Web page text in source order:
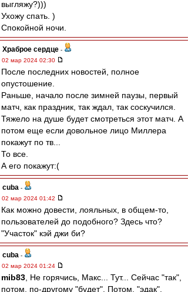
выгляжу?)))
Ухожу спать. )
Спокойной ночи.
Храброе сердце -
02 мар 2024 02:30
После последних новостей, полное
опустошение.
Раньше, начало после зимней паузы, первый
матч, как праздник, так ждал, так соскучился.
Тяжело на душе будет смотреться этот матч. А
потом еще если довольное лицо Миллера
покажут по тв...
То все.
А его покажут:(
cuba -
02 мар 2024 01:42
Как можно довести, лояльных, в общем-то,
пользователей до подобного? Здесь что?
"Участок" кэй джи би?
cuba -
02 мар 2024 01:24
mib83 , Не горячись, Макс... Тут... Сейчас "так",
потом, по-другому "будет". Потом, "эдак".